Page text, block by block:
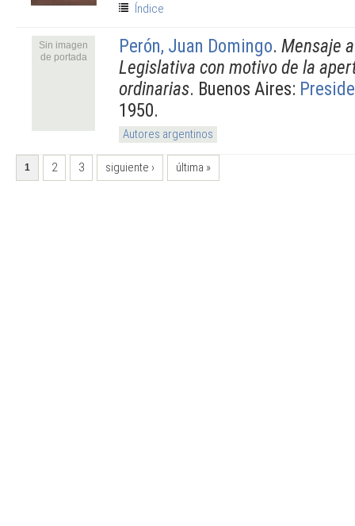
Índice
Sin imagen
de portada
Perón, Juan Domingo. Mensaje
Legislativa con motivo de la
ordinarias. Buenos Aires:
1950.
Autores argentinos
PÁGINAS
1 2 3 siguiente › última »